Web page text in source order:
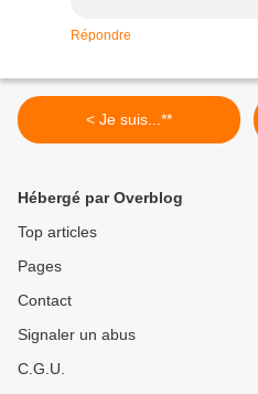
Répondre
< Je suis...**
Hébergé par Overblog
Top articles
Pages
Contact
Signaler un abus
C.G.U.